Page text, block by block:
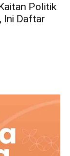
Politik
Ini Daftar